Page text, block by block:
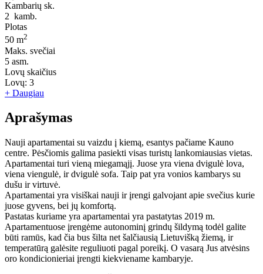
Kambarių sk.
2 kamb.
Plotas
50 m2
Maks. svečiai
5 asm.
Lovų skaičius
Lovų: 3
+ Daugiau
Aprašymas
Nauji apartamentai su vaizdu į kiemą, esantys pačiame Kauno
centre. Pėsčiomis galima pasiekti visas turistų lankomiausias vietas.
Apartamentai turi vieną miegamąjį. Juose yra viena dvigulė lova,
viena viengulė, ir dvigulė sofa. Taip pat yra vonios kambarys su
dušu ir virtuvė.
Apartamentai yra visiškai nauji ir įrengi galvojant apie svečius kurie
juose gyvens, bei jų komfortą.
Pastatas kuriame yra apartamentai yra pastatytas 2019 m.
Apartamentuose įrengėme autonominį grindų šildymą todėl galite
būti ramūs, kad čia bus šilta net šalčiausią Lietuvišką žiemą, ir
temperatūrą galėsite reguliuoti pagal poreikį. O vasarą Jus atvėsins
oro kondicionieriai įrengti kiekviename kambaryje.